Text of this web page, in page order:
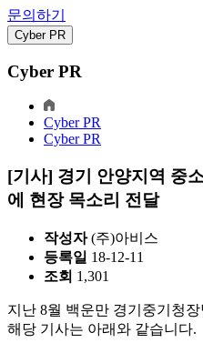
문의하기
Cyber PR
Cyber PR
Cyber PR
Cyber PR
[기사] 경기 안양지역 중
에 현장 목소리 전달
작성자 (주)아비스
등록일 18-12-11
조회 1,301
지난 8월 백운만 경기중기청
해당 기사는 아래와 같습니다.